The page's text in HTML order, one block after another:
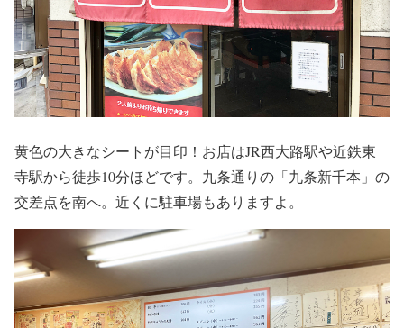
黄色の大きなシートが目印！お店はJR西大路駅や近鉄東
寺駅から徒歩10分ほどです。九条通りの「九条新千本」の
交差点を南へ。近くに駐車場もありますよ。